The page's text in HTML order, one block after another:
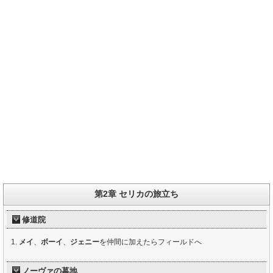
第2章 セリカの旅立ち
修道院
メイ、 ボーイ、 ジェニーを仲間に加えたらフィールドへ
ノーヴァの墓地